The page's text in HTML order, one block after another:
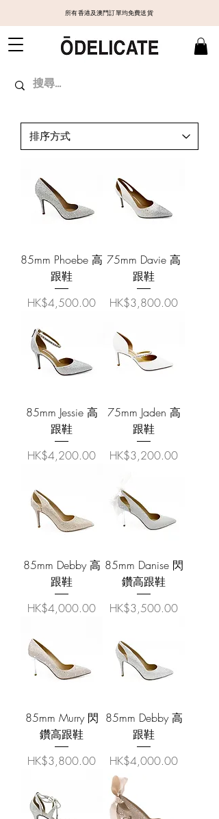
所有香港及澳門訂單均免費送貨
85mm Phoebe 高
跟鞋
價格
HK$4,500.00
75mm Davie 高
跟鞋
價格
HK$3,800.00
85mm Jessie 高
跟鞋
價格
HK$4,200.00
75mm Jaden 高
跟鞋
價格
HK$3,200.00
85mm Debby 高
跟鞋
價格
HK$4,000.00
85mm Danise 閃
鑽高跟鞋
價格
HK$3,500.00
85mm Murry 閃
鑽高跟鞋
價格
HK$3,800.00
85mm Debby 高
跟鞋
價格
HK$4,000.00